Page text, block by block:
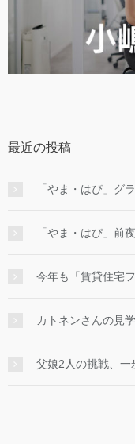
最近の投稿
「やま・はぴ」グ
「やま・はぴ」前
今年も「賃貸住宅
カトネンさんの見
父娘2人の挑戦、一